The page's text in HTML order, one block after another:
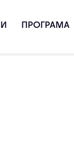
ПРОГРАМА